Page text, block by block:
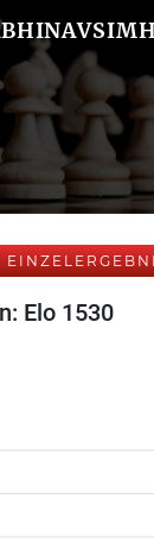
Elo 1530